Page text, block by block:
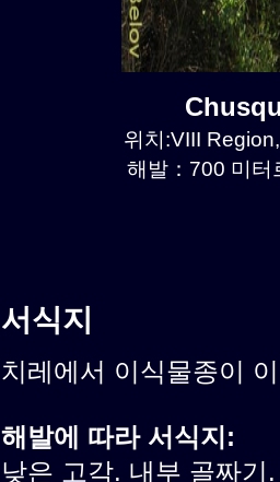
위치:VIII
해발：700 미터
서식지
치레에서 이식물종이
해발에 따라 서식지:
낮은 고각. 내부 골짜기.